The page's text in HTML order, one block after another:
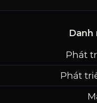
Phát
Phát